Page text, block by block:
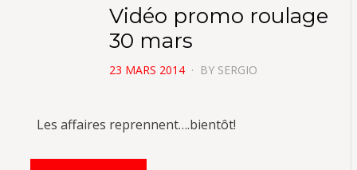
Vidéo promo roulage
30 mars
POSTED
23 MARS 2014 BY SERGIO
Les affaires reprennent….bientôt!